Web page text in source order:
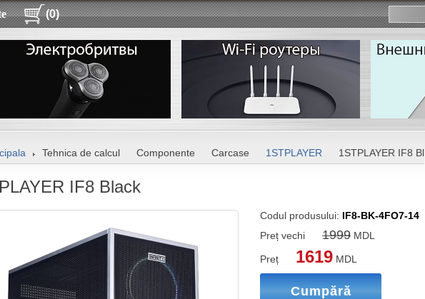
(0)
Tehnica de calcul Componente Carcase 1STPLAYER 1STPLAYER IF8 Black
IF8 Black
Codul produsului: IF8-BK-4FO7-14
Preț vechi
1999 MDL
Preț 1619 MDL
Cumpără